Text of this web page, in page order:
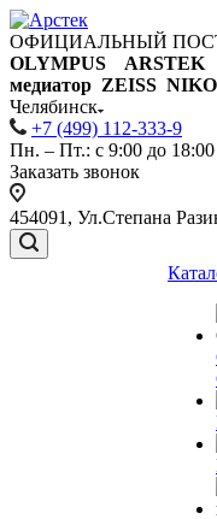
ОФИЦИАЛЬНЫЙ
OLYMPUS ARSTEK
медиатор ZEISS
Челябинск
+7 (499) 112-333-9
Пн. – Пт.: с 9:00 до 18:00
Заказать звонок
454091, Ул.Степана